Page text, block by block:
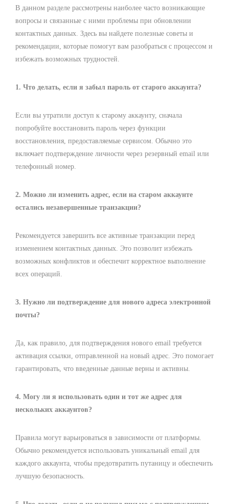
В данном разделе рассмотрены наиболее часто возникающие
вопросы и связанные с ними проблемы при обновлении
контактных данных. Здесь вы найдете полезные советы и
рекомендации, которые помогут вам разобраться с процессом и
избежать возможных трудностей.
1. Что делать, если я забыл пароль от старого аккаунта?
Если вы утратили доступ к старому аккаунту, сначала
попробуйте восстановить пароль через функции
восстановления, предоставляемые сервисом. Обычно это
включает подтверждение личности через резервный email или
телефонный номер.
2. Можно ли изменить адрес, если на старом аккаунте
остались незавершенные транзакции?
Рекомендуется завершить все активные транзакции перед
изменением контактных данных. Это позволит избежать
возможных конфликтов и обеспечит корректное выполнение
всех операций.
3. Нужно ли подтверждение для нового адреса электронной
почты?
Да, как правило, для подтверждения нового email требуется
активация ссылки, отправленной на новый адрес. Это помогает
гарантировать, что введенные данные верны и активны.
4. Могу ли я использовать один и тот же адрес для
нескольких аккаунтов?
Правила могут варьироваться в зависимости от платформы.
Обычно рекомендуется использовать уникальный email для
каждого аккаунта, чтобы предотвратить путаницу и обеспечить
лучшую безопасность.